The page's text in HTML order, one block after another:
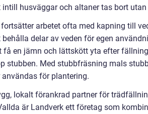
husväggar och altaner tas bort
arbetet ofta med kapning till
delar av veden för egen
få en jämn och lättskött yta efter
stubben. Med stubbfräsning mals
för plantering.
lokalt förankrad partner för
är Landverk ett företag som